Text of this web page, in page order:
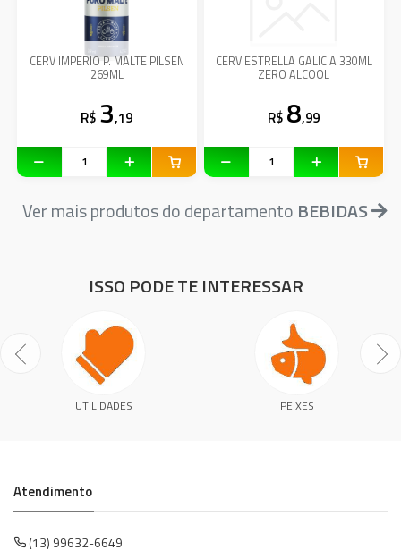
CERV IMPERIO P. MALTE PILSEN
269ML
R$ 3,19
CERV ESTRELLA GALICIA 330ML
ZERO ALCOOL
R$ 8,99
Ver mais produtos do departamento BEBIDAS
ISSO PODE TE INTERESSAR
UTILIDADES PEIXES
Atendimento
(13) 99632-6649